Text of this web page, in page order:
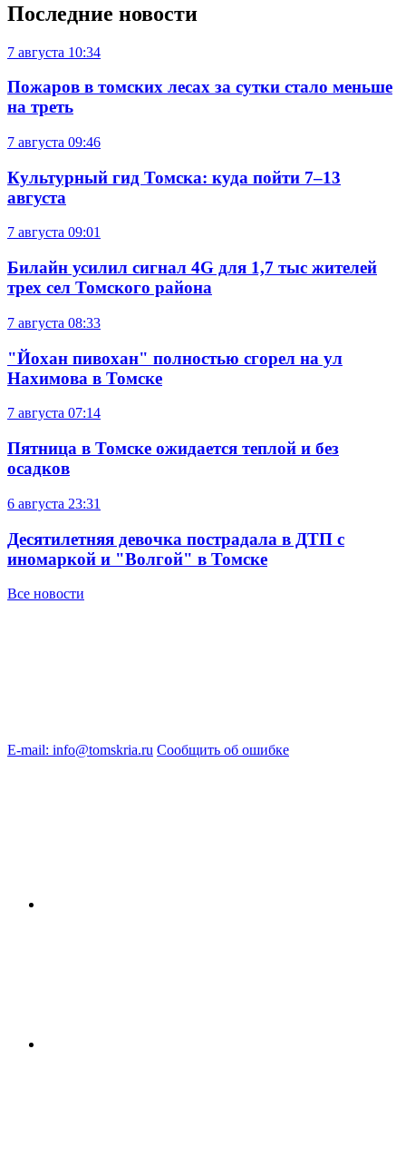
Последние новости
7 августа 10:34
Пожаров в томских лесах за сутки стало меньше
на треть
7 августа 09:46
Культурный гид Томска: куда пойти 7–13
августа
7 августа 09:01
Билайн усилил сигнал 4G для 1,7 тыс жителей
трех сел Томского района
7 августа 08:33
"Йохан пивохан" полностью сгорел на ул
Нахимова в Томске
7 августа 07:14
Пятница в Томске ожидается теплой и без
осадков
6 августа 23:31
Десятилетняя девочка пострадала в ДТП с
иномаркой и "Волгой" в Томске
Все новости
E-mail: info@tomskria.ru Сообщить об ошибке